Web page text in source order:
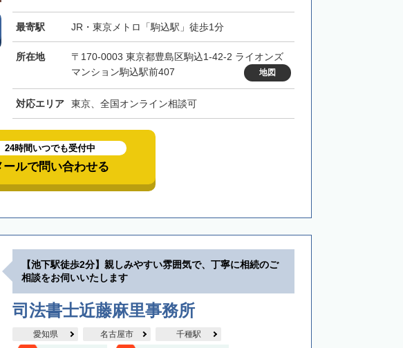
最寄駅 JR・東京メトロ「駒込駅」徒歩1分
所在地
〒170-0003 東京都豊島区駒込1-42-2 ライオンズ
マンション駒込駅前407
地図
対応エリア 東京、全国オンライン相談可
24時間いつでも受付中
ールで問い合わせる
【池下駅徒歩2分】親しみやすい雰囲気で、丁寧に相続のご
相談をお伺いいたします
司法書士近藤麻里事務所
愛知県 名古屋市 千種駅